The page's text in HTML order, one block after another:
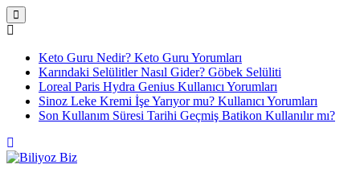
Keto Guru Nedir? Keto Guru Yorumları
Karındaki Selülitler Nasıl Gider? Göbek Selüliti
Loreal Paris Hydra Genius Kullanıcı Yorumları
Sinoz Leke Kremi İşe Yarıyor mu? Kullanıcı Yorumları
Son Kullanım Süresi Tarihi Geçmiş Batikon Kullanılır mı?